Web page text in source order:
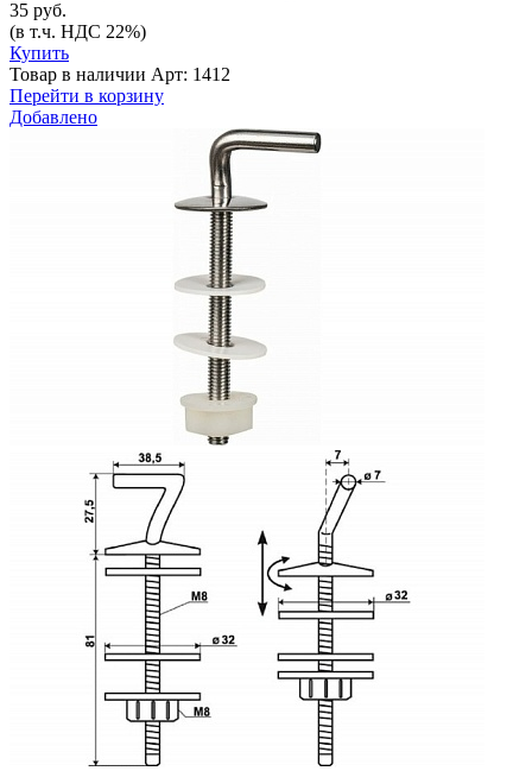
35 руб.
(в т.ч. НДС 22%)
Купить
Товар в наличии Арт: 1412
Перейти в корзину
Добавлено